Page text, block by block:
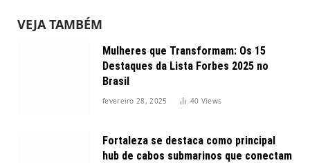
VEJA TAMBÉM
Mulheres que Transformam: Os 15
Destaques da Lista Forbes 2025 no
Brasil
fevereiro 28, 2025 40 Views
Fortaleza se destaca como principal
hub de cabos submarinos que conectam